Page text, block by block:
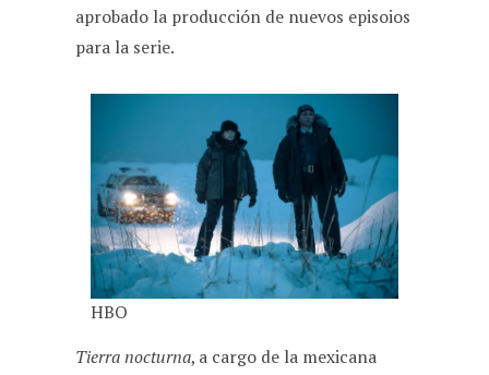
aprobado la producción de nuevos episoios
para la serie.
HBO
Tierra nocturna, a cargo de la mexicana